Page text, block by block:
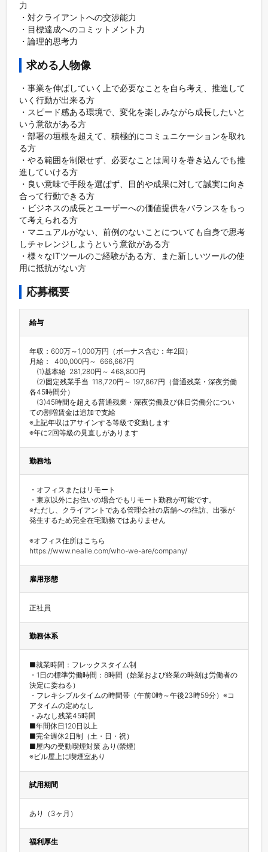
力
・対クライアントへの交渉能力
・目標達成へのコミットメント力
求める人物像
・事業を伸ばしていく上で必要なことを自ら考え、推進して
いく行動が出来る方
・スピード感ある環境で、変化を楽しみながら成長したいと
いう意欲がある方
・部署の垣根を超えて、積極的にコミュニケーションを取れ
る方
・やる範囲を制限せず、必要なことは周りを巻き込んでも推
進していける方
・良い意味で手段を選ばず、目的や成果に対して誠実に向き
合って行動できる方
・ビジネスの成長とユーザーへの価値提供をバランスをもっ
て考えられる方
・マニュアルがない、前例のないことについても自身で思考
しチャレンジしようという意欲がある方
・様々なITツールのご経験がある方、また新しいツールの使
用に抵抗がない方
応募概要
給与
年収：600万～1,000万円（ボーナス含む：年2回）
月給：  400,000円～  666,667円
(1)基本給  281,280円～ 468,800円
(2)固定残業手当  118,720円～ 197,867円（普通残業・深夜労働
各45時間分）
(3)45時間を超える普通残業・深夜労働及び休日労働分につい
ての割増賃金は追加で支給
※上記年収はアサインする等級で変動します
※年に2回等級の見直しがあります
勤務地
・オフィスまたはリモート
・東京以外にお住いの場合でもリモート勤務が可能です。
※ただし、クライアントである管理会社の店舗への往訪、出張が
発生するため完全在宅勤務ではありません
※オフィス住所はこちら
雇用形態
正社員
勤務体系
■就業時間：フレックスタイム制
・1日の標準労働時間：8時間（始業および終業の時刻は労働者の
決定に委ねる）
・フレキシブルタイムの時間帯（午前0時～午後23時59分）※コ
アタイムの定めなし
・みなし残業45時間
■年間休日120日以上
■完全週休2日制（土・日・祝）
■屋内の受動喫煙対策 あり(禁煙)
※ビル屋上に喫煙室あり
試用期間
あり（3ヶ月）
福利厚生